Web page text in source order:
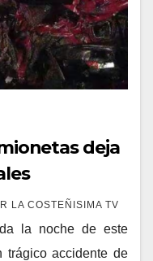
deja
LA COSTEÑISIMA TV
la noche de este
trágico accidente de